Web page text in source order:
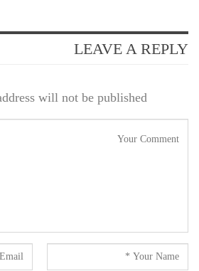
LEAVE A REPLY
will not be published.